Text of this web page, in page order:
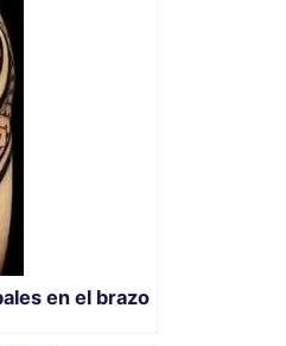
en el brazo